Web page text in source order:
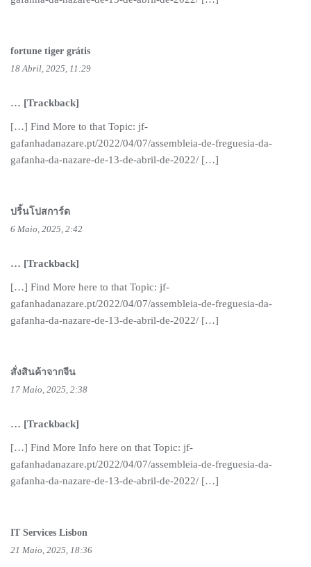
fortune tiger grátis
18 Abril, 2025, 11:29
… [Trackback]
[…] Find More to that Topic: jf-
gafanhadanazare.pt/2022/04/07/assembleia-de-freguesia-da-
gafanha-da-nazare-de-13-de-abril-de-2022/ […]
ปริ้นโปสการ์ด
6 Maio, 2025, 2:42
… [Trackback]
[…] Find More here to that Topic: jf-
gafanhadanazare.pt/2022/04/07/assembleia-de-freguesia-da-
gafanha-da-nazare-de-13-de-abril-de-2022/ […]
สั่งสินค้าจากจีน
17 Maio, 2025, 2:38
… [Trackback]
[…] Find More Info here on that Topic: jf-
gafanhadanazare.pt/2022/04/07/assembleia-de-freguesia-da-
gafanha-da-nazare-de-13-de-abril-de-2022/ […]
IT Services Lisbon
21 Maio, 2025, 18:36